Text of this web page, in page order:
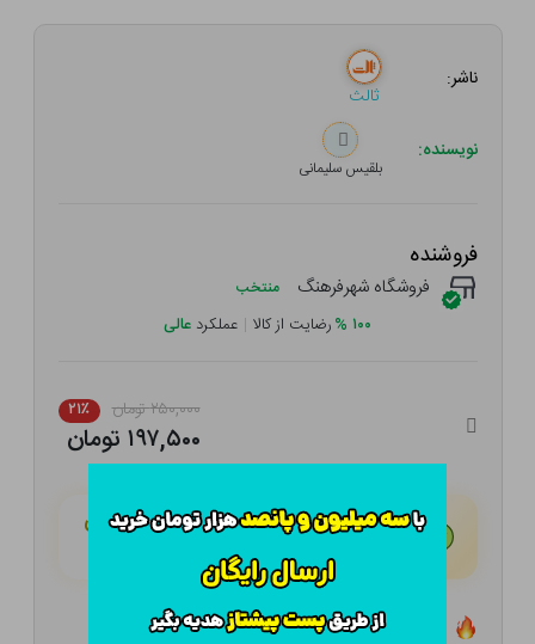
ناشر:
ثالث
نویسنده:
بلقیس سلیمانی
فروشنده
فروشگاه شهرفرهنگ منتخب
۱۰۰ %رضایت از کالا | عملکرد عالی
۲۵۰,۰۰۰ تومان ۲۱٪
۱۹۷,۵۰۰ تومان
هـر قسط با تــرب‌پــی:۴۹,۳۷۵ تومان